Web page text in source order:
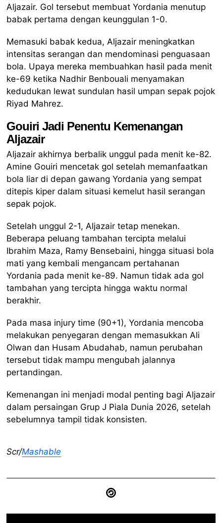
Aljazair. Gol tersebut membuat Yordania menutup
babak pertama dengan keunggulan 1-0.
Memasuki babak kedua, Aljazair meningkatkan
intensitas serangan dan mendominasi penguasaan
bola. Upaya mereka membuahkan hasil pada menit
ke-69 ketika Nadhir Benbouali menyamakan
kedudukan lewat sundulan hasil umpan sepak pojok
Riyad Mahrez.
Gouiri Jadi Penentu Kemenangan
Aljazair
Aljazair akhirnya berbalik unggul pada menit ke-82.
Amine Gouiri mencetak gol setelah memanfaatkan
bola liar di depan gawang Yordania yang sempat
ditepis kiper dalam situasi kemelut hasil serangan
sepak pojok.
Setelah unggul 2-1, Aljazair tetap menekan.
Beberapa peluang tambahan tercipta melalui
Ibrahim Maza, Ramy Bensebaini, hingga situasi bola
mati yang kembali mengancam pertahanan
Yordania pada menit ke-89. Namun tidak ada gol
tambahan yang tercipta hingga waktu normal
berakhir.
Pada masa injury time (90+1), Yordania mencoba
melakukan penyegaran dengan memasukkan Ali
Olwan dan Husam Abudahab, namun perubahan
tersebut tidak mampu mengubah jalannya
pertandingan.
Kemenangan ini menjadi modal penting bagi Aljazair
dalam persaingan Grup J Piala Dunia 2026, setelah
sebelumnya tampil tidak konsisten.
Scr/Mashable